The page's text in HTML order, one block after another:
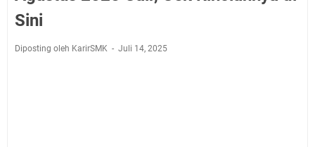
Sini
Diposting oleh KarirSMK Juli 14, 2025